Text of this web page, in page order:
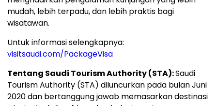
mudah, lebih terpadu, dan lebih praktis bagi
wisatawan.
Untuk informasi selengkapnya:
visitsaudi.com/PackageVisa
Tentang Saudi Tourism Authority (STA):Saudi
Tourism Authority (STA) diluncurkan pada bulan Juni
2020 dan bertanggung jawab memasarkan destinasi